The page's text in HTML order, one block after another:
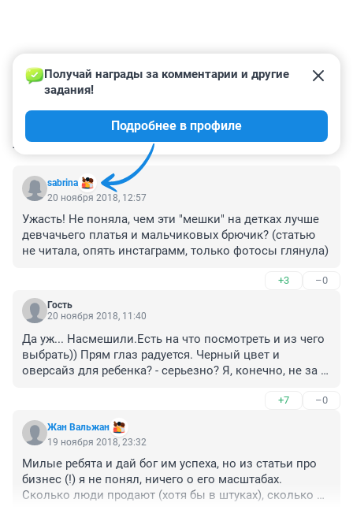
КОММЕНТАРИИ 134
sabrina
Получай награды за комментарии и другие
задания!
Подробнее в профиле
20 ноября 2018, 12:57
Ужасть! Не поняла, чем эти "мешки" на детках лучше
девчачьего платья и мальчиковых брючик? (статью
не читала, опять инстаграмм, только фотосы глянула)
+3 –0
Гость
20 ноября 2018, 11:40
Да уж... Насмешили.Есть на что посмотреть и из чего
выбрать)) Прям глаз радуется. Черный цвет и
оверсайз для ребенка? - серьезно? Я, конечно, не за
быть удобно, красиво и практично. Ну точно не черно-
белый вариант, со спущенными рукавами)) Наверное,
чтоб в пластилине и красках измазаться)) Про 40-
летних загнули тоже)) А мысли в статье на уровне
детского сада, вот честно.
+7 –0
Жан Вальжан
19 ноября 2018, 23:32
Милые ребята и дай бог им успеха, но из статьи про
бизнес (!) я не понял, ничего о его масштабах.
Сколько люди продают (хотя бы в штуках), сколько